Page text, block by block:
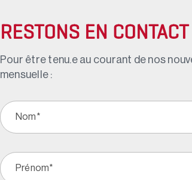
RESTONS EN CONTACT
Pour être tenu.e au courant de nos
mensuelle :